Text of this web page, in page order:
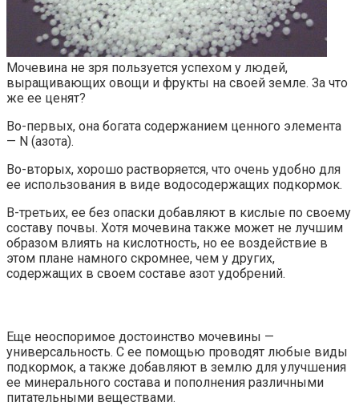
Мочевина не зря пользуется успехом у людей,
выращивающих овощи и фрукты на своей земле. За что
же ее ценят?
Во-первых, она богата содержанием ценного элемента
— N (азота).
Во-вторых, хорошо растворяется, что очень удобно для
ее использования в виде водосодержащих подкормок.
В-третьих, ее без опаски добавляют в кислые по своему
составу почвы. Хотя мочевина также может не лучшим
образом влиять на кислотность, но ее воздействие в
этом плане намного скромнее, чем у других,
содержащих в своем составе азот удобрений.
Еще неоспоримое достоинство мочевины —
универсальность. С ее помощью проводят любые виды
подкормок, а также добавляют в землю для улучшения
ее минерального состава и пополнения различными
питательными веществами.